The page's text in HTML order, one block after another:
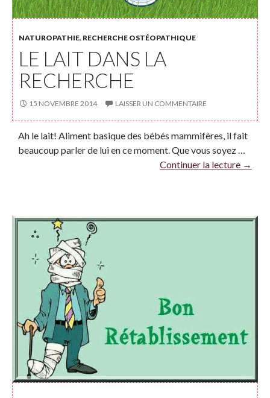
NATUROPATHIE, RECHERCHE OSTÉOPATHIQUE
LE LAIT DANS LA
RECHERCHE
15 NOVEMBRE 2014 LAISSER UN COMMENTAIRE
Ah le lait! Aliment basique des bébés mammifères, il fait
beaucoup parler de lui en ce moment. Que vous soyez …
Continuer la lecture →